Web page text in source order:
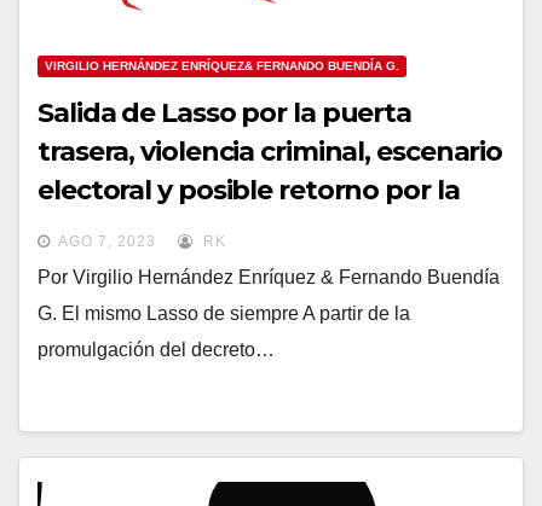
VIRGILIO HERNÁNDEZ ENRÍQUEZ& FERNANDO BUENDÍA G.
Salida de Lasso por la puerta
trasera, violencia criminal, escenario
electoral y posible retorno por la
puerta principal de la Revolución
Ciudadana
AGO 7, 2023 RK
Por Virgilio Hernández Enríquez & Fernando Buendía
G. El mismo Lasso de siempre A partir de la
promulgación del decreto…